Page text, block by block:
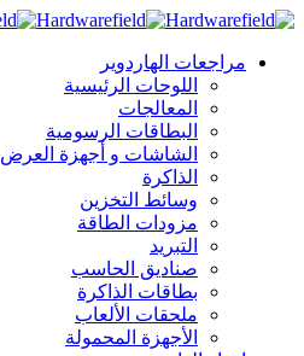
مراجعات الهاردوير
اللوحات الرئيسية
المعالجات
البطاقات الرسومية
الشاشات و أجهزة العرض
الذاكرة
وسائط التخزين
مزودات الطاقة
التبريد
صناديق الحاسب
بطاقات الذاكرة
ملحقات الألعاب
الأجهزة المحمولة